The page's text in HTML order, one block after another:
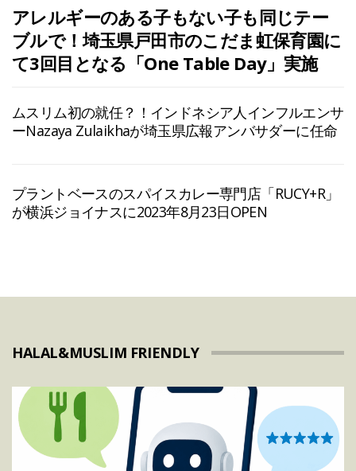
アレルギーのある子もない子も同じテー
ブルで！埼玉県戸田市のこだま虹保育園に
て3回目となる「One Table Day」実施
ムスリム初の就任？！インドネシア人インフルエンサ
ーNazaya Zulaikhaが埼玉県広報アンバサダーに任命
プラントベースのスパイスカレー専門店「RUCY+R」
が横浜ジョイナスに2023年8月23日OPEN
HALAL&MUSLIM FRIENDLY